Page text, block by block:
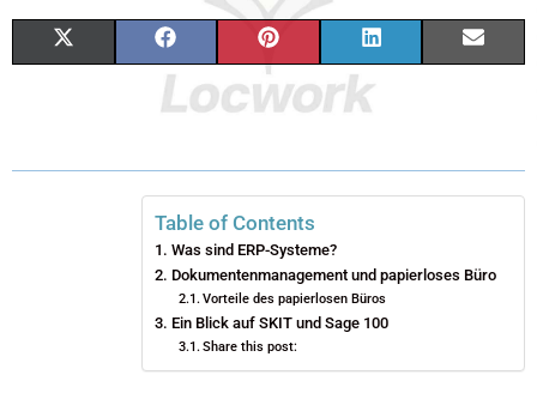
W
A
E
B
O
O
K
I
T
R
E
S
K I
Table of Contents
Was sind ERP-Systeme?
Dokumentenmanagement und papierloses Büro
Vorteile des papierlosen Büros
Ein Blick auf SKIT und Sage 100
Share this post: